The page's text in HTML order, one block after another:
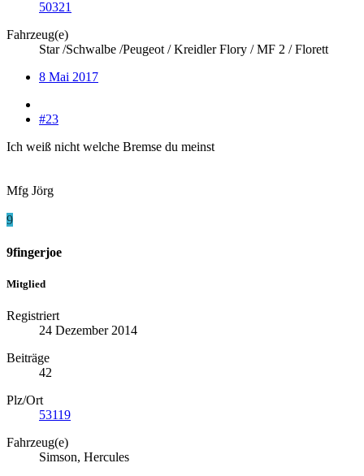
50321
Fahrzeug(e)
Star /Schwalbe /Peugeot / Kreidler Flory / MF 2 / Florett
8 Mai 2017
#23
Ich weiß nicht welche Bremse du meinst
Mfg Jörg
9
9fingerjoe
Mitglied
Registriert
24 Dezember 2014
Beiträge
42
Plz/Ort
53119
Fahrzeug(e)
Simson, Hercules